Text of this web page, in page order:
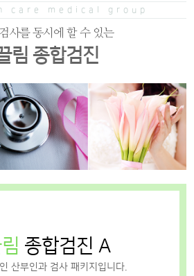
care medical group
사를 동시에 할 수 있는
림 종합검진
종합검진 A
산부인과 검사 패키지입니다.